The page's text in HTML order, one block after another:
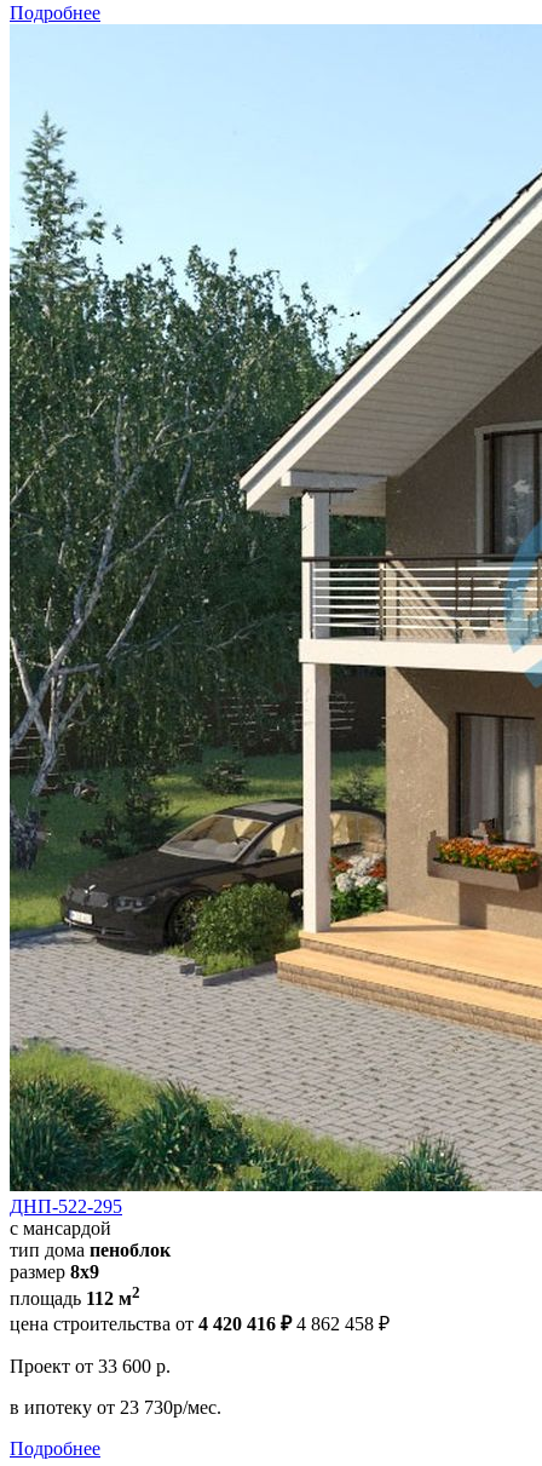
Подробнее
ДНП-522-295
с мансардой
тип дома пеноблок
размер 8x9
площадь 112 м2
цена строительства от 4 420 416 ₽ 4 862 458 ₽
Проект от 33 600 р.
в ипотеку от 23 730р/мес.
Подробнее